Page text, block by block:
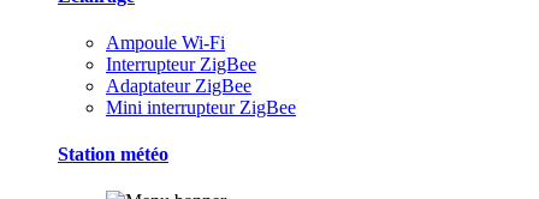
Ampoule Wi-Fi
Interrupteur ZigBee
Adaptateur ZigBee
Mini interrupteur ZigBee
Station météo